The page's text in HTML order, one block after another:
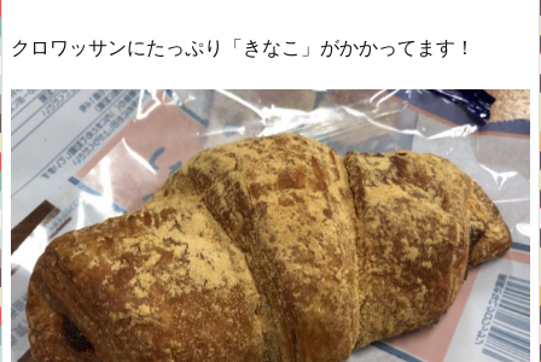
クロワッサンにたっぷり「きなこ」がかかってます！